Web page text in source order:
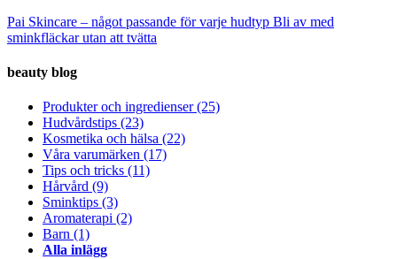
Pai Skincare – något passande för varje hudtyp Bli av med
sminkfläckar utan att tvätta
beauty blog
Produkter och ingredienser(25)
Hudvårdstips (23)
Kosmetika och hälsa (22)
Våra varumärken (17)
Tips och tricks (11)
Hårvård (9)
Sminktips (3)
Aromaterapi (2)
Barn (1)
Alla inlägg